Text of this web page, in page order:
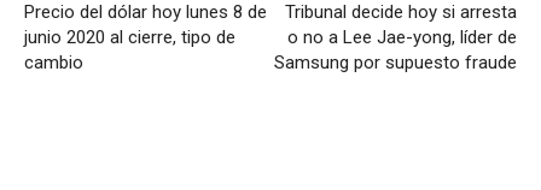
Precio del dólar hoy lunes 8 de
junio 2020 al cierre, tipo de
cambio
Tribunal decide hoy si arresta
o no a Lee Jae-yong, líder de
Samsung por supuesto fraude